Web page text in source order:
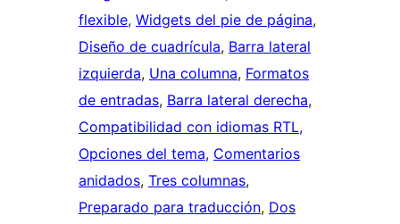
flexible, Widgets del pie de página
Diseño de cuadrícula, Barra lateral
izquierda, Una columna, Formatos
de entradas, Barra lateral derecha
Compatibilidad con idiomas RTL
Opciones del tema, Comentarios
anidados, Tres columnas
Preparado para traducción, Dos